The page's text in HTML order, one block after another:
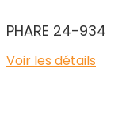
PHARE 24-934
Voir les détails